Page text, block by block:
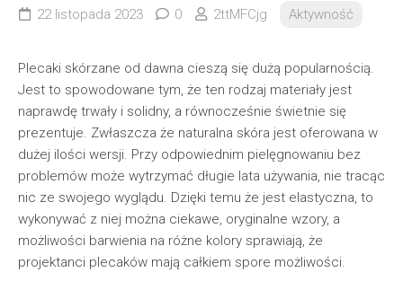
22 listopada 2023 0 2ttMFCjg Aktywność
Plecaki skórzane od dawna cieszą się dużą popularnością.
Jest to spowodowane tym, że ten rodzaj materiały jest
naprawdę trwały i solidny, a równocześnie świetnie się
prezentuje. Zwłaszcza że naturalna skóra jest oferowana w
dużej ilości wersji. Przy odpowiednim pielęgnowaniu bez
problemów może wytrzymać długie lata używania, nie tracąc
nic ze swojego wyglądu. Dzięki temu że jest elastyczna, to
wykonywać z niej można ciekawe, oryginalne wzory, a
możliwości barwienia na różne kolory sprawiają, że
projektanci plecaków mają całkiem spore możliwości.